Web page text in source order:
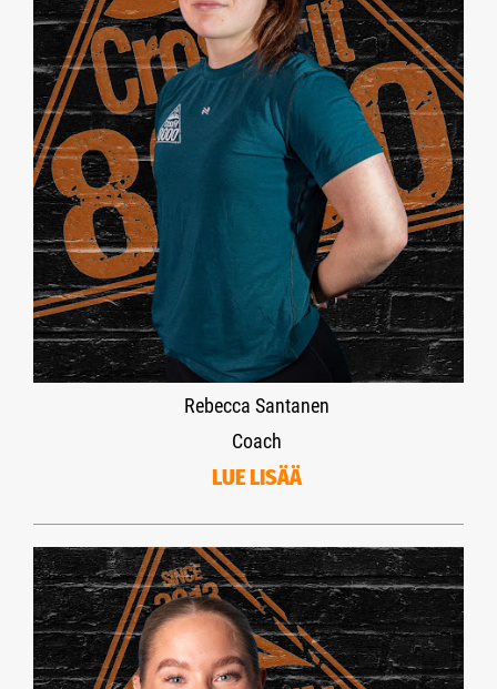
Rebecca Santanen
Coach
LUE LISÄÄ